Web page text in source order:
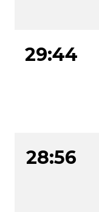
29:44
28:56